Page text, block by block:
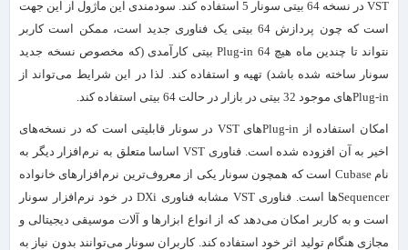
VST در نسخه 64 بیتی سونار 5 استفاده کند. سودمندی این ماژول از این جهت
است که چون پردازش 64 بیتی یک فناوری جدید است، ممکن است کاربر
نتواند تا چندین ماه هیچ Plug-in 64 بیتی کارآمدی (که مخصوص نسخه جدید
سونار ساخته شده باشد) تهیه و استفاده کند. لذا در این شرایط می‌تواند از
Plug-inهای موجود 32 بیتی در بازار در حالت 64 بیتی استفاده کند.
امکان استفاده از Plug-in‌های VST در سونار قابلیتی است که در نسخه‌های
اخیر به آن افزوده شده است. فناوری VST اساسا متعلق به نرم‌افزار دیگر به
نام Cubase است که همچون سونار یکی از معروف‌ترین نرم‌افزارهای خانواده
Sequencer‌ها است. فناوری VST مشابه فناوری DXi در خود نرم‌افزار سونار
است و به کاربر امکان می‌دهد که از انواع ابزارها و آلات موسیقی دیجیتالی و
مجازی هنگام تولید اثر خود استفاده کند. کاربران سونار می‌توانند بدون نیاز به